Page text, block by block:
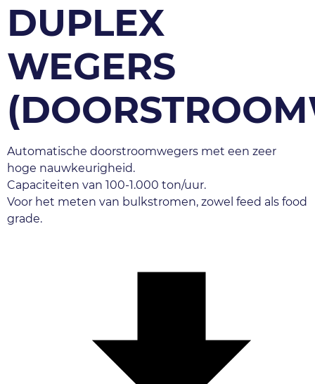
DUPLEX
WEGERS
Automatische doorstroomwegers met een zeer
hoge nauwkeurigheid.
Capaciteiten van 100-1.000 ton/uur.
Voor het meten van bulkstromen, zowel feed als food
grade.